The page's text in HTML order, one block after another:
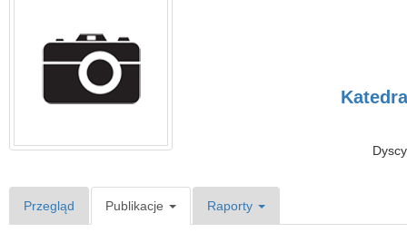
Przegląd Publikacje Raporty